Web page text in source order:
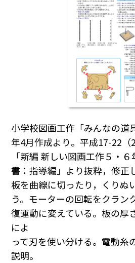
小学校図画工作「みんなの道
年4月作成より。平成17-22（
「新編 新しい図画工作５・
書：指導編」より抜粋，修正
板を曲線に切ったり，くりぬ
う。モーターの回転をクラン
復運動に変えている。板の厚
によ
って刃を使い分ける。電動糸
説明。